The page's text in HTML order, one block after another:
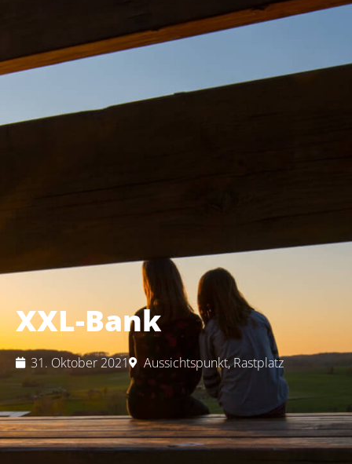
XXL-Bank
31. Oktober 2021 Aussichtspunkt,Rastplatz